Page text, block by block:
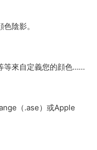
陰影。
等來自定義您的顔色……
（.ase）或Apple